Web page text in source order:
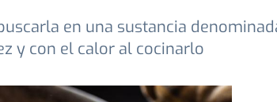
en una sustancia
y con el calor al cocinarlo